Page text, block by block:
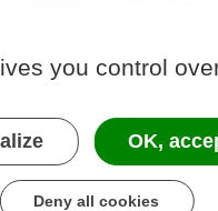
you control
OK,
Deny all cookies